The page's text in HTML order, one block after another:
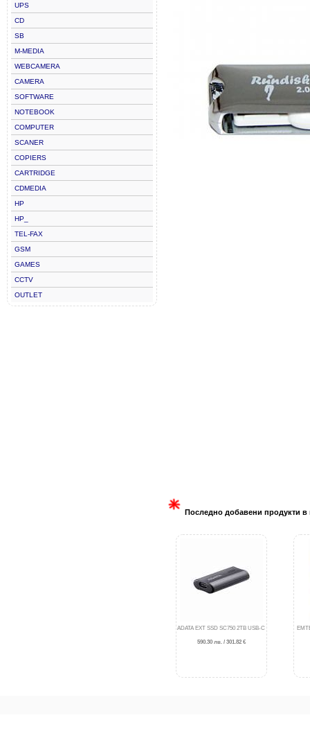
UPS
CD
SB
M-MEDIA
WEBCAMERA
CAMERA
SOFTWARE
NOTEBOOK
COMPUTER
SCANER
COPIERS
CARTRIDGE
CDMEDIA
HP
HP_
TEL-FAX
GSM
GAMES
CCTV
OUTLET
Последно добавени продукти в
ADATA EXT SSD SC750 2TB USB-C
590.30 лв. / 301.82 €